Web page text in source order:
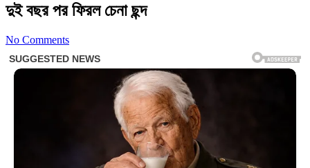
দুই বছর পর ফিরল চেনা ছন্দ
No Comments